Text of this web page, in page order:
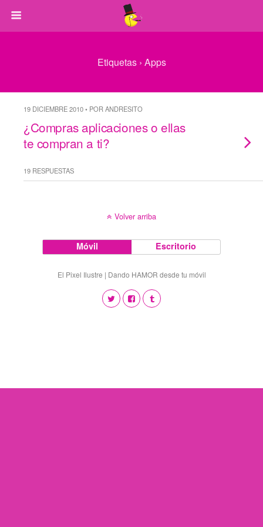
Etiquetas › Apps
19 DICIEMBRE 2010 • POR ANDRESITO
¿Compras aplicaciones o ellas
te compran a ti?
19 RESPUESTAS
Volver arriba
Móvil Escritorio
El Pixel Ilustre | Dando HAMOR desde tu móvil